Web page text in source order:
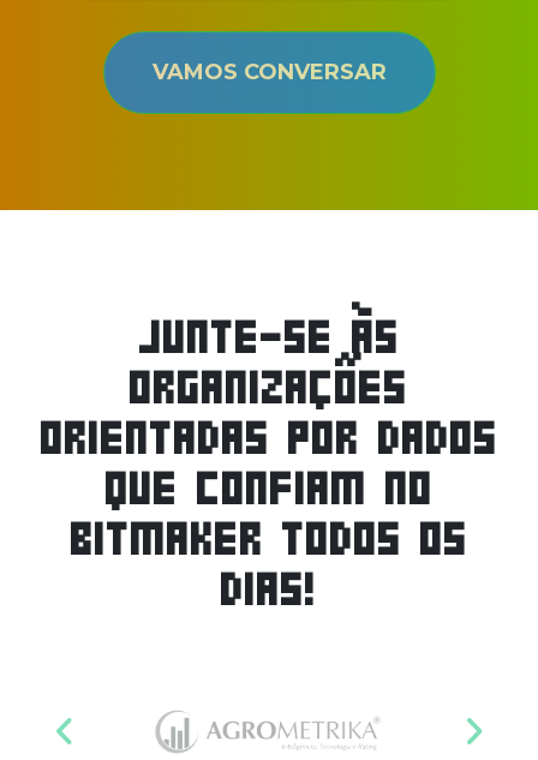
VAMOS CONVERSAR
JUNTE-SE ÀS
ORGANIZAÇÕES
ORIENTADAS POR DADOS
QUE CONFIAM NO
BITMAKER TODOS OS
DIAS!